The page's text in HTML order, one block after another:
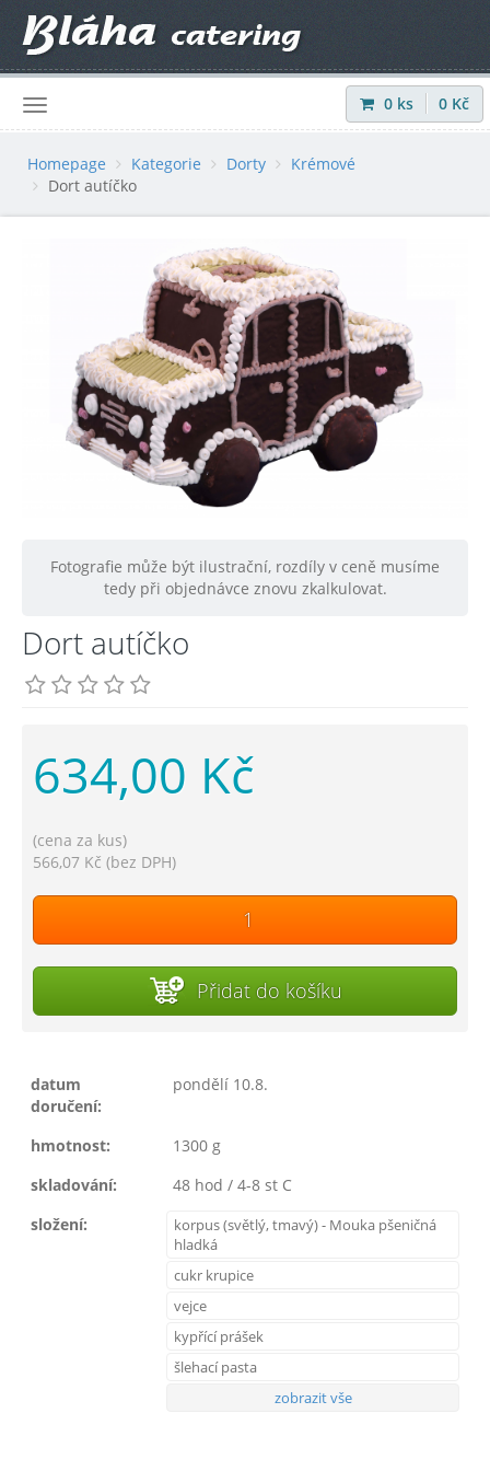
Přihlásit |Registrovat
0 ks 0 Kč
Homepage Kategorie Dorty
Krémové
Dort autíčko
Fotografie může být ilustrační, rozdíly v ceně musíme
tedy při objednávce znovu zkalkulovat.
Dort autíčko
634,00 Kč
(cena za kus)
566,07 Kč (bez DPH)
Přidat do košíku
datum
doručení:
pondělí 10.8.
hmotnost:
1300 g
skladování:
48 hod / 4-8 st C
složení:
korpus (světlý, tmavý) - Mouka pšeničná
hladká
cukr krupice
vejce
kypřící prášek
šlehací pasta
zobrazit vše